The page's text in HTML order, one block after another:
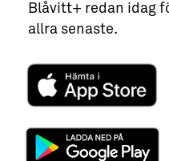
Blåvitt+ redan idag
allra senaste.